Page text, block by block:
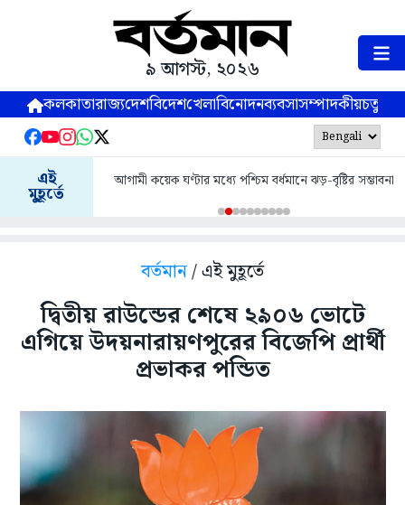
৯ আগস্ট, ২০২৬
কলকাতারাজ্যদেশবিদেশখেলাবিনোদনব্যবসাসম্পাদকীয়
এই
মুহূর্তে
আগামী কয়েক ঘণ্টার মধ্যে পশ্চিম বর্ধমানে ঝড়-বৃষ্টির সম্ভাবনা
বর্তমান/ এই মুহূর্তে
দ্বিতীয় রাউন্ডের শেষে ২৯০৬ ভোটে
এগিয়ে উদয়নারায়ণপুরের বিজেপি প্রার্থী
প্রভাকর পন্ডিত